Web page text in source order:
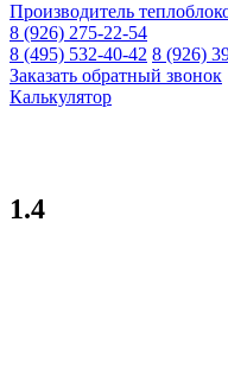
Производитель
8 (926) 275-22-54
8 (495) 532-40-42 8 (926)
Заказать обратный звонок
Калькулятор
1.4